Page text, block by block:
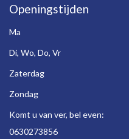
Openingstijden
Ma
Di, Wo, Do, Vr
Zaterdag
Zondag
Komt u van ver, bel even:
0630273856